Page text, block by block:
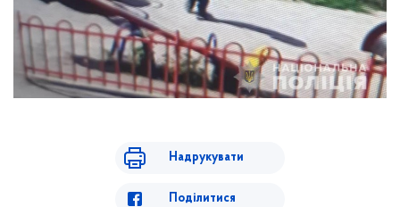
Надрукувати
Поділитися